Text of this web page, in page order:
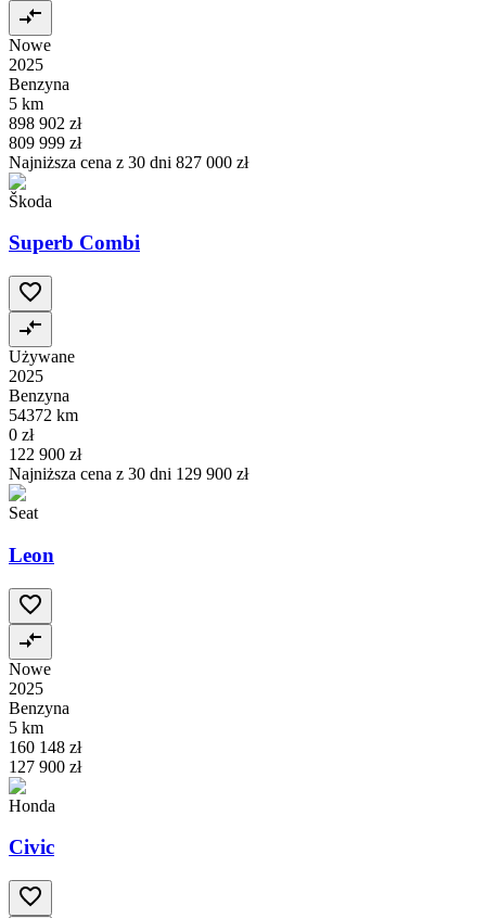
Nowe
2025
Benzyna
5 km
898 902 zł
809 999 zł
Najniższa cena z 30 dni 827 000 zł
Škoda
Superb Combi
Używane
2025
Benzyna
54372 km
0 zł
122 900 zł
Najniższa cena z 30 dni 129 900 zł
Seat
Leon
Nowe
2025
Benzyna
5 km
160 148 zł
127 900 zł
Honda
Civic